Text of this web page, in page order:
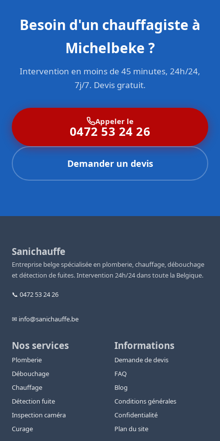
Besoin d'un chauffagiste à
Michelbeke ?
Intervention en moins de 45 minutes, 24h/24,
7j/7. Devis gratuit.
Appeler le
0472 53 24 26
Demander un devis
Sanichauffe
Entreprise belge spécialisée en plomberie, chauffage, débouchage
et détection de fuites. Intervention 24h/24 dans toute la Belgique.
📞 0472 53 24 26
✉ info@sanichauffe.be
Nos services
Plomberie
Débouchage
Chauffage
Détection fuite
Inspection caméra
Curage
Informations
Demande de devis
FAQ
Blog
Conditions générales
Confidentialité
Plan du site